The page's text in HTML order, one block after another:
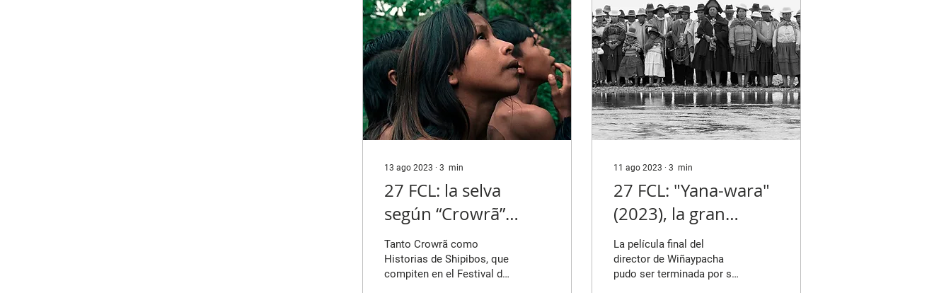
13 ago 2023 ∙ 3 min
27 FCL: la selva
según “Crowrã”
(2023) e “Historias
de Shipibos” (2023)
Tanto Crowrã como
Historias de Shipibos, que
compiten en el Festival de
11 ago 2023 ∙ 3 min
27 FCL: "Yana-wara"
(2023), la gran
despedida de Óscar
Catacora
La película final del
director de Wiñaypacha
pudo ser terminada por su